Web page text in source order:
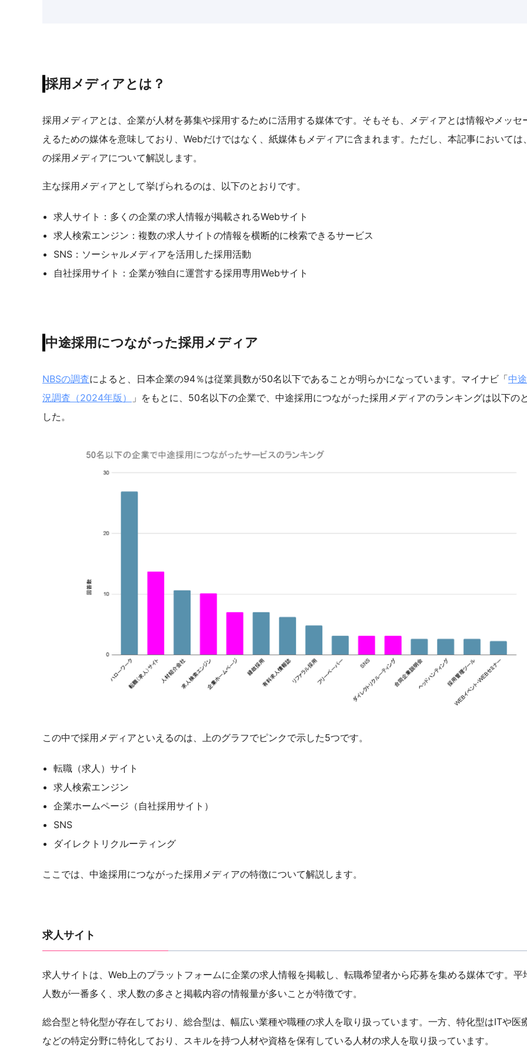
採用メディアとは？
採用メディアとは、企業が人材を募集や採用するために活用する媒体です。そもそも、メディアとは情報やメッセ
えるための媒体を意味しており、Webだけではなく、紙媒体もメディアに含まれます。ただし、本記事においては
の採用メディアについて解説します。
主な採用メディアとして挙げられるのは、以下のとおりです。
求人サイト：多くの企業の求人情報が掲載されるWebサイト
求人検索エンジン：複数の求人サイトの情報を横断的に検索できるサービス
SNS：ソーシャルメディアを活用した採用活動
自社採用サイト：企業が独自に運営する採用専用Webサイト
中途採用につながった採用メディア
NBSの調査によると、日本企業の94％は従業員数が50名以下であることが明らかになっています。マイナビ「中
況調査（2024年版）
」をもとに、50名以下の企業で、中途採用につながった採用メディアのランキングは以下の
した。
この中で採用メディアといえるのは、上のグラフでピンクで示した5つです。
転職（求人）サイト
求人検索エンジン
企業ホームページ（自社採用サイト）
SNS
ダイレクトリクルーティング
ここでは、中途採用につながった採用メディアの特徴について解説します。
求人サイト
求人サイトは、Web上のプラットフォームに企業の求人情報を掲載し、転職希望者から応募を集める媒体です。平
人数が一番多く、求人数の多さと掲載内容の情報量が多いことが特徴です。
総合型と特化型が存在しており、総合型は、幅広い業種や職種の求人を取り扱っています。一方、特化型はITや医
などの特定分野に特化しており、スキルを持つ人材や資格を保有している人材の求人を取り扱っています。